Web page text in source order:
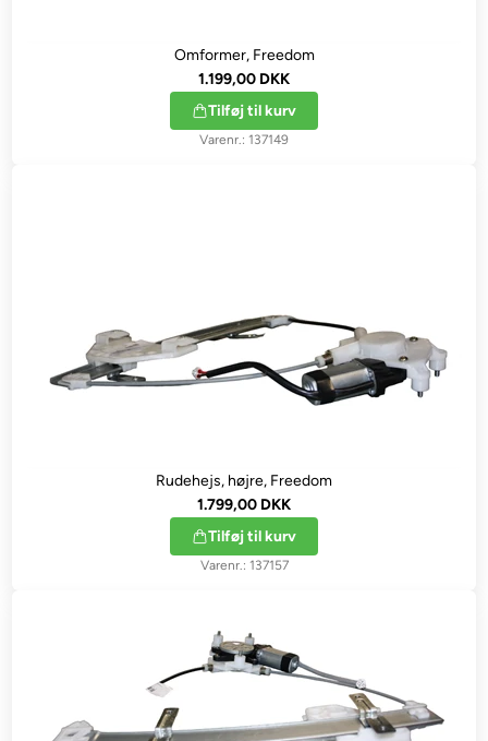
Omformer, Freedom
1.199,00 DKK
Tilføj til kurv
137149
Rudehejs, højre, Freedom
1.799,00 DKK
Tilføj til kurv
137157